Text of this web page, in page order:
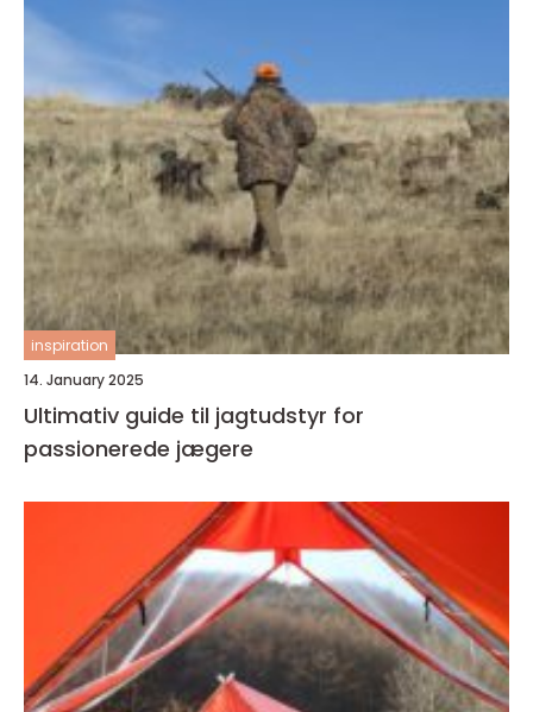
inspiration
14. January 2025
Ultimativ guide til jagtudstyr for
passionerede jægere